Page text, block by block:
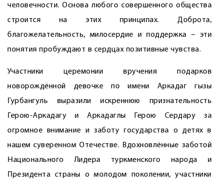
человечности. Основа любого совершенного общества
строится на этих принципах. Доброта,
благожелательность, милосердие и поддержка – эти
понятия пробуждают в сердцах позитивные чувства.
Участники церемонии вручения подарков
новорождённой девочке по имени Аркадаг гызы
Гурбангуль выразили искреннюю признательность
Герою-Аркадагу и Аркадаглы Герою Сердару за
огромное внимание и заботу государства о детях в
нашем суверенном Отечестве. Вдохновлённые заботой
Национального Лидера туркменского народа и
Президента страны о молодом поколении, участники